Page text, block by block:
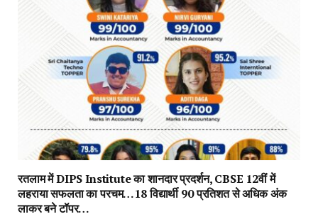
रतलाम में DIPS Institute का शानदार प्रदर्शन, CBSE 12वीं में
लहराया सफलता का परचम…18 विद्यार्थी 90 प्रतिशत से अधिक अंक
लाकर बने टॉपर…